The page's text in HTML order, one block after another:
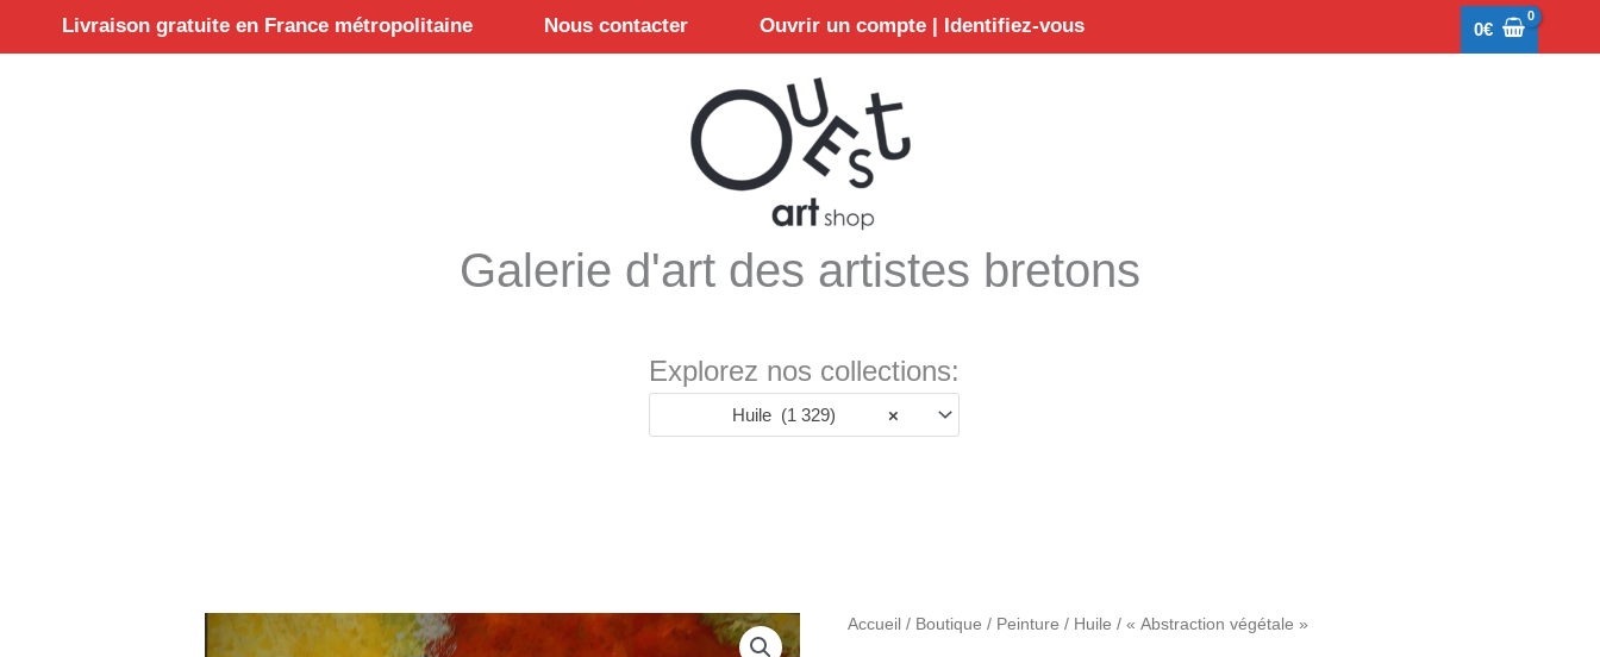
Livraison gratuite en France métropolitaine Nous contacter Ouvrir un compte | Identifiez-vous 0€
Galerie d'art des artistes bretons
Explorez nos collections:
×
Huile (1 329)
Accueil / Boutique / Peinture / Huile / « Abstraction végétale »
quantité